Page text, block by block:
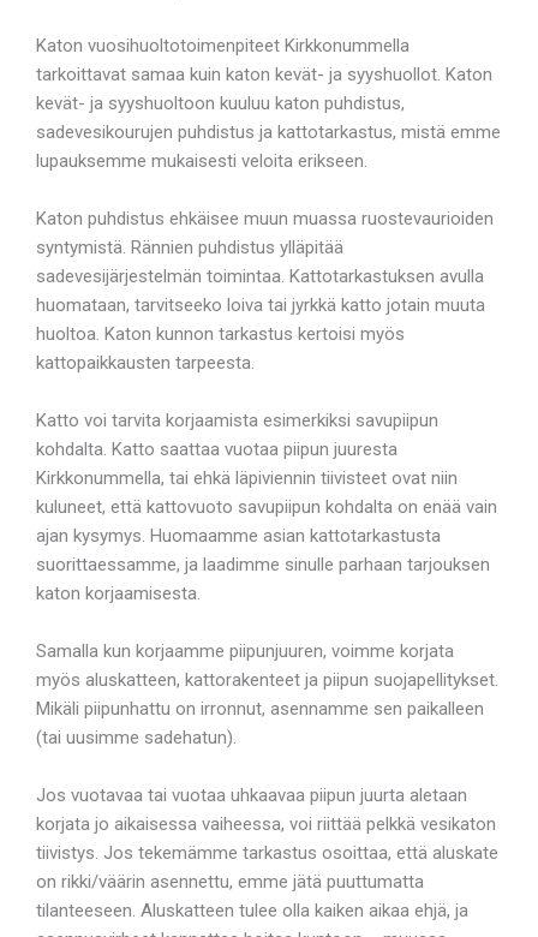
Katon vuosihuoltotoimenpiteet Kirkkonummella
tarkoittavat samaa kuin katon kevät- ja syyshuollot. Katon
kevät- ja syyshuoltoon kuuluu katon puhdistus,
sadevesikourujen puhdistus ja kattotarkastus, mistä emme
lupauksemme mukaisesti veloita erikseen.
Katon puhdistus ehkäisee muun muassa ruostevaurioiden
syntymistä. Rännien puhdistus ylläpitää
sadevesijärjestelmän toimintaa. Kattotarkastuksen avulla
huomataan, tarvitseeko loiva tai jyrkkä katto jotain muuta
huoltoa. Katon kunnon tarkastus kertoisi myös
kattopaikkausten tarpeesta.
Katto voi tarvita korjaamista esimerkiksi savupiipun
kohdalta. Katto saattaa vuotaa piipun juuresta
Kirkkonummella, tai ehkä läpiviennin tiivisteet ovat niin
kuluneet, että kattovuoto savupiipun kohdalta on enää vain
ajan kysymys. Huomaamme asian kattotarkastusta
suorittaessamme, ja laadimme sinulle parhaan tarjouksen
katon korjaamisesta.
Samalla kun korjaamme piipunjuuren, voimme korjata
myös aluskatteen, kattorakenteet ja piipun suojapellitykset.
Mikäli piipunhattu on irronnut, asennamme sen paikalleen
(tai uusimme sadehatun).
Jos vuotavaa tai vuotaa uhkaavaa piipun juurta aletaan
korjata jo aikaisessa vaiheessa, voi riittää pelkkä vesikaton
tiivistys. Jos tekemämme tarkastus osoittaa, että aluskate
on rikki/väärin asennettu, emme jätä puuttumatta
tilanteeseen. Aluskatteen tulee olla kaiken aikaa ehjä, ja